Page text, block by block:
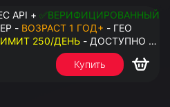
API + ✅ВЕРИФИЦИРОВАННЫЙ
- ВОЗРАСТ 1 ГОД+ - ГЕО
250/ДЕНЬ - ДОСТУПНО К
- ПРАВА
Купить